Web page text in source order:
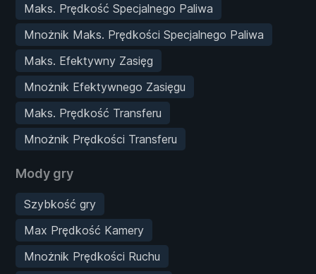
Maks. Prędkość Specjalnego Paliwa
Mnożnik Maks. Prędkości Specjalnego Paliwa
Maks. Efektywny Zasięg
Mnożnik Efektywnego Zasięgu
Maks. Prędkość Transferu
Mnożnik Prędkości Transferu
Mody gry
Szybkość gry
Max Prędkość Kamery
Mnożnik Prędkości Ruchu